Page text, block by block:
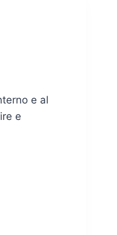
e al
e